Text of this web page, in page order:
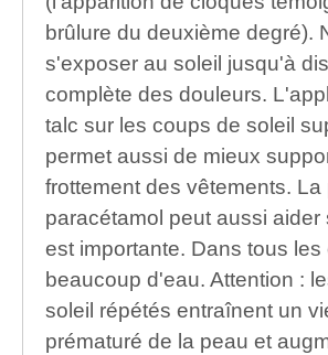
brûlure du deuxième degré).
s'exposer au soleil jusqu'à
complète des douleurs.
talc sur les coups de soleil
permet aussi de mieux
frottement des vêtements. La
paracétamol peut aussi aider
est importante. Dans tous les
beaucoup d'eau. Attention :
soleil répétés entraînent un
prématuré de la peau et